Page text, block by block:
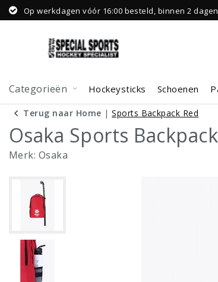
Op werkdagen vóór 16:00 besteld, binnen 2
Categorieën Hockeysticks Schoenen
Terug naar Home |Sports Backpack Red
Osaka Sports
Merk: Osaka